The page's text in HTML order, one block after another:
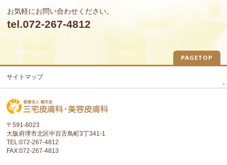
お気軽にお問い合わせください。
tel.072-267-4812
PAGETOP
サイトマップ
〒591-8023
大阪府堺市北区中百舌鳥町3丁341-1
TEL:072-267-4812
FAX:072-267-4813